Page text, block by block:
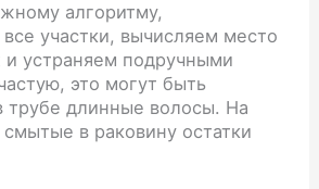
алгоритму,
участки, вычисляем место
и устраняем подручными
это могут быть
трубе длинные волосы. На
в раковину остатки